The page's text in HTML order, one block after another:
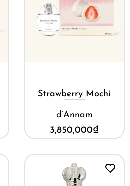
Strawberry Mochi
d’Annam
3,850,000₫